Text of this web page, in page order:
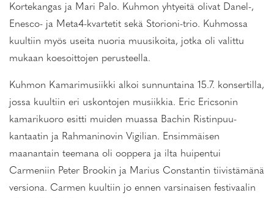
Kortekangas ja Mari Palo. Kuhmon yhtyeitä olivat Danel-,
Enesco- ja Meta4-kvartetit sekä Storioni-trio. Kuhmossa
kuultiin myös useita nuoria muusikoita, jotka oli valittu
mukaan koesoittojen perusteella.
Kuhmon Kamarimusiikki alkoi sunnuntaina 15.7. konsertilla,
jossa kuultiin eri uskontojen musiikkia. Eric Ericsonin
kamarikuoro esitti muiden muassa Bachin Ristinpuu-
kantaatin ja Rahmaninovin Vigilian. Ensimmäisen
maanantain teemana oli ooppera ja ilta huipentui
Carmeniin Peter Brookin ja Marius Constantin tiivistämänä
versiona. Carmen kuultiin jo ennen varsinaisen festivaalin